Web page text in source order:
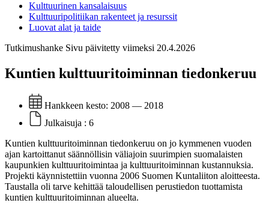
Kulttuurinen kansalaisuus
Kulttuuripolitiikan rakenteet ja resurssit
Luovat alat ja taide
Tutkimushanke Sivu päivitetty viimeksi 20.4.2026
Kuntien kulttuuritoiminnan tiedonkeruu
Hankkeen kesto: 2008 — 2018
Julkaisuja :6
Kuntien kulttuuritoiminnan tiedonkeruu on jo kymmenen vuoden
ajan kartoittanut säännöllisin väliajoin suurimpien suomalaisten
kaupunkien kulttuuritoimintaa ja kulttuuritoiminnan kustannuksia.
Projekti käynnistettiin vuonna 2006 Suomen Kuntaliiton aloitteesta.
Taustalla oli tarve kehittää taloudellisen perustiedon tuottamista
kuntien kulttuuritoiminnan alueelta.